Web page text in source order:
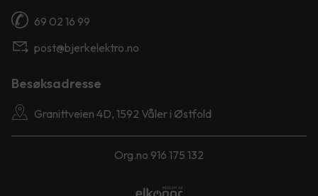
69 02 16 99
post@bjerkelektro.no
Besøksadresse
Granittveien 4D, 1592 Våler i Østfold
Org.no 916 175 132